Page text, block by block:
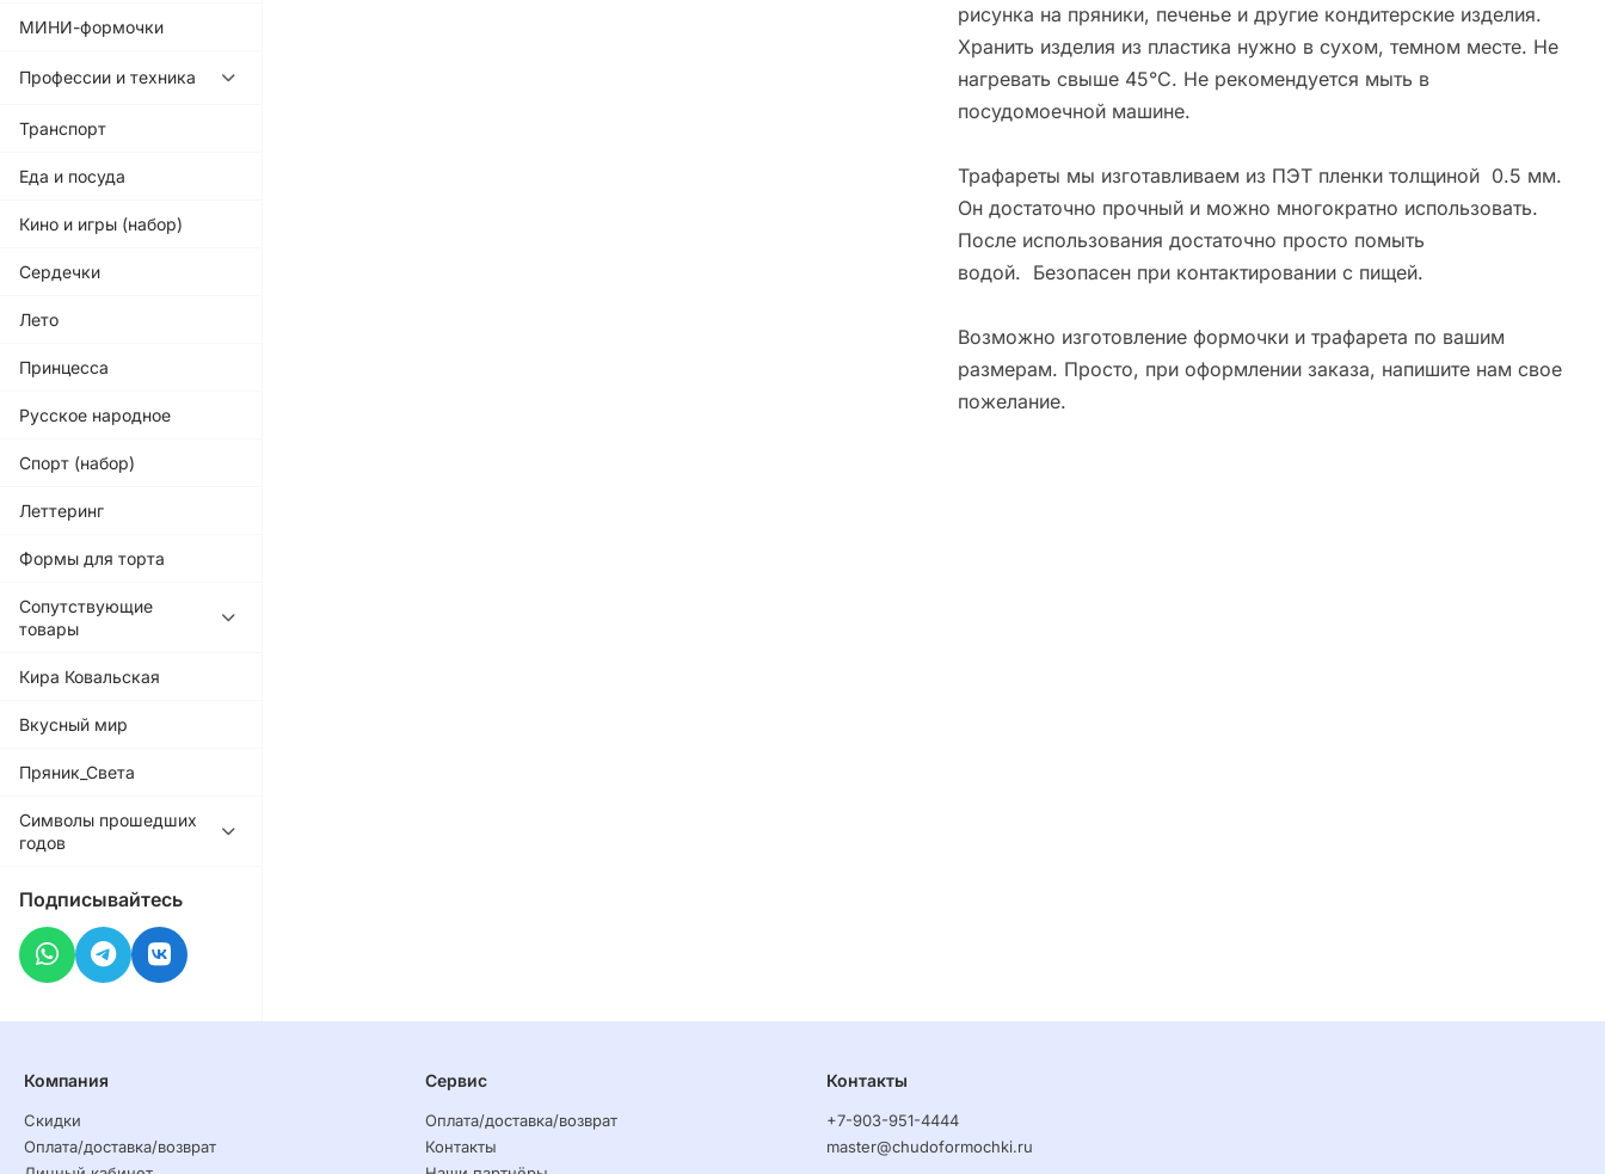
МИНИ-формочки
Профессии и техника
Транспорт
Еда и посуда
Кино и игры (набор)
Сердечки
Лето
Принцесса
Русское народное
Спорт (набор)
Леттеринг
Формы для торта
Сопутствующие
товары
Кира Ковальская
Вкусный мир
Пряник_Света
Символы прошедших
годов
Подписывайтесь
рисунка на пряники, печенье и другие кондитерские изделия.
Хранить изделия из пластика нужно в сухом, темном месте. Не
нагревать свыше 45°С. Не рекомендуется мыть в
посудомоечной машине.
Трафареты мы изготавливаем из ПЭТ пленки толщиной 0.5 мм.
Он достаточно прочный и можно многократно использовать.
После использования достаточно просто помыть
водой. Безопасен при контактировании с пищей.
Возможно изготовление формочки и трафарета по вашим
размерам. Просто, при оформлении заказа, напишите нам свое
пожелание.
Компания
Скидки
Оплата/доставка/возврат
Сервис
Оплата/доставка/возврат
Контакты
Контакты
+7-903-951-4444
master@chudoformochki.ru